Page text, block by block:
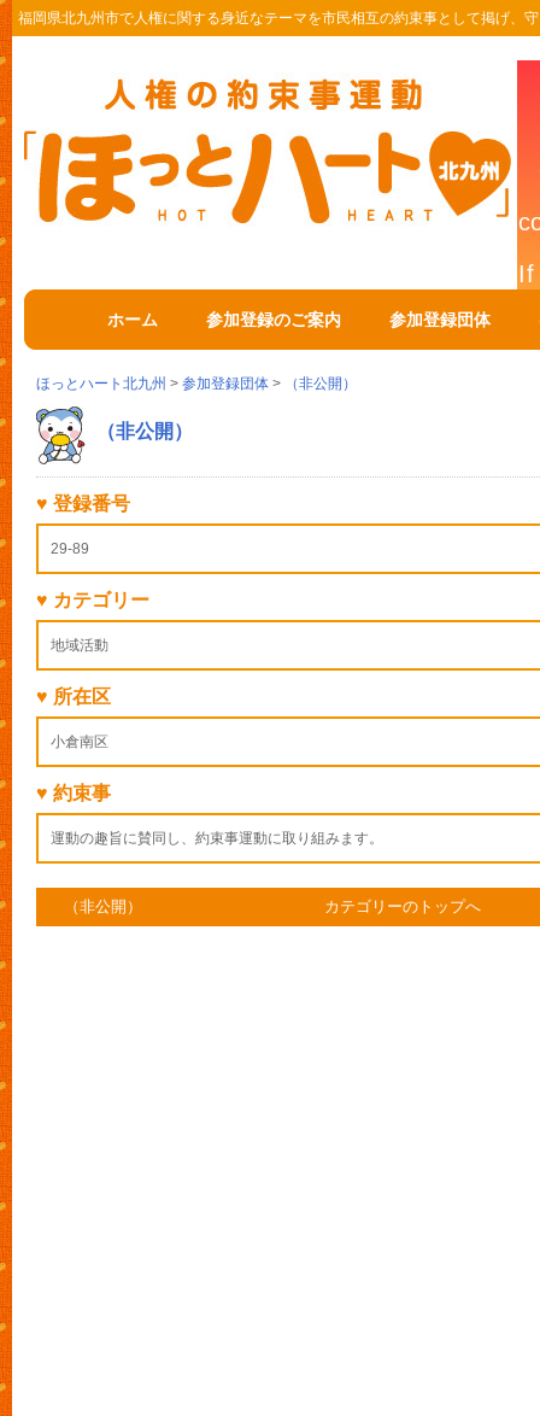
福岡県北九州市で人権に関する身近なテーマを市民相互の約束事として掲げ、
ホーム 参加登録のご案内 参加登録団体
ほっとハート北九州 > 参加登録団体 > （非公開）
（非公開）
♥ 登録番号
29-89
♥ カテゴリー
地域活動
♥ 所在区
小倉南区
♥ 約束事
運動の趣旨に賛同し、約束事運動に取り組みます。
（非公開） カテゴリーのトップへ